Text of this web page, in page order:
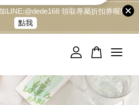
LINE:@dede168 領取專屬折扣券喔!
點我
車目前還是空的。
繼續購物